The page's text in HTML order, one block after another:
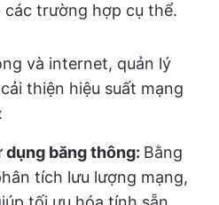
các trường hợp cụ thể.
và internet, quản lý
thiện hiệu suất mạng
băng thông: Bằng
tích lưu lượng mạng,